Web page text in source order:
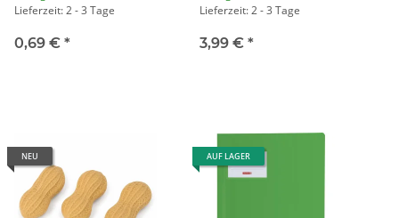
Lieferzeit: 2 - 3 Tage
0,69 € *
Lieferzeit: 2 - 3 Tage
3,99 € *
NEU AUF LAGER